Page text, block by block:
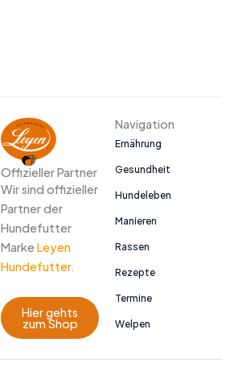
Offizieller Partner
Wir sind offizieller
Partner der
Hundefutter
Marke Leyen
Hundefutter.
Hier gehts
zum Shop
Navigation
Ernährung
Gesundheit
Hundeleben
Manieren
Rassen
Rezepte
Termine
Welpen